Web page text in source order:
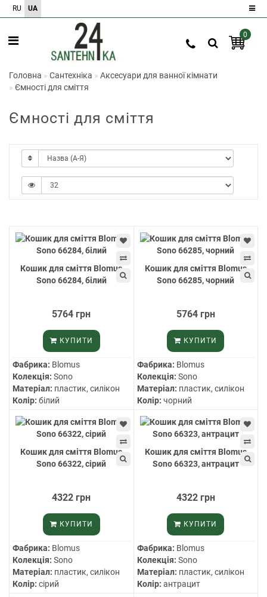
RU UA
Реєстрація 0
Головна Сантехніка
Аксесуари для ванної кімнати
Ємності для сміття
Ємності для сміття
Кошик для сміття Blomus
Sono 66284, білий
5764 грн
КУПИТИ
Фабрика: Blomus
Колекція: Sono
Матеріал: пластик, силікон
Колір: білий
Кошик для сміття Blomus
Sono 66285, чорний
5764 грн
КУПИТИ
Фабрика: Blomus
Колекція: Sono
Матеріал: пластик, силікон
Колір: чорний
Кошик для сміття Blomus
Sono 66322, сірий
4322 грн
КУПИТИ
Фабрика: Blomus
Колекція: Sono
Матеріал: пластик, силікон
Колір: сірий
Кошик для сміття Blomus
Sono 66323, антрацит
4322 грн
КУПИТИ
Фабрика: Blomus
Колекція: Sono
Матеріал: пластик, силікон
Колір: антрацит